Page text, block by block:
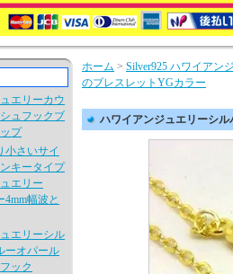
エリーカウ
ュフックブ
プ
小さいサイ
キータイプ
エリー
4mm幅波と
エリーシル
ーオパール
ック
ホーム > Silver925 ハワイアン
のブレスレットYGカラー
ハワイアンジュエリーシ